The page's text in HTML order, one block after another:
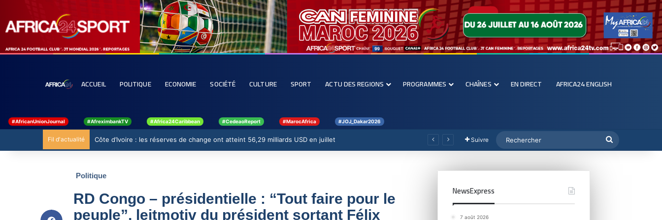
ACCUEIL POLITIQUE ECONOMIE SOCIÉTÉ CULTURE SPORT ACTU DES REGIONS PROGRAMMES CHAÎNES EN DIRECT AFRICA24 ENGLISH
#AfricanUnionJournal #AfreximbankTV #Africa24Caribbean #CedeaoReport #MarocAfrica #JOJ_Dakar2026
Fil d'actualité Côte d’Ivoire : les réserves de change ont atteint 56,29 milliards USD en juillet Suivre
Politique
RD Congo – présidentielle : “Tout faire pour le
peuple”, leitmotiv du président sortant Félix
NewsExpress
7 août 2026